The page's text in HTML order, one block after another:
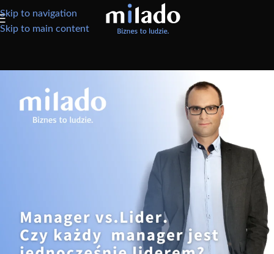
Skip to navigation
Skip to main content